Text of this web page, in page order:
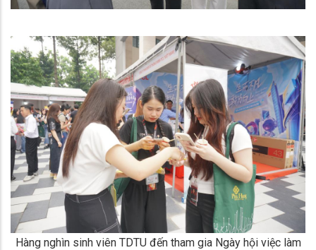
Hàng nghìn sinh viên TDTU đến tham gia Ngày hội việc làm